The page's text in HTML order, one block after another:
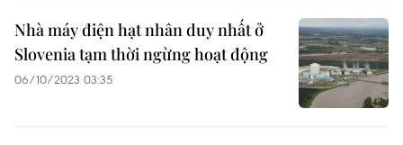
Nhà máy điện hạt nhân duy nhất ở
Slovenia tạm thời ngừng hoạt động
06/10/2023 03:35